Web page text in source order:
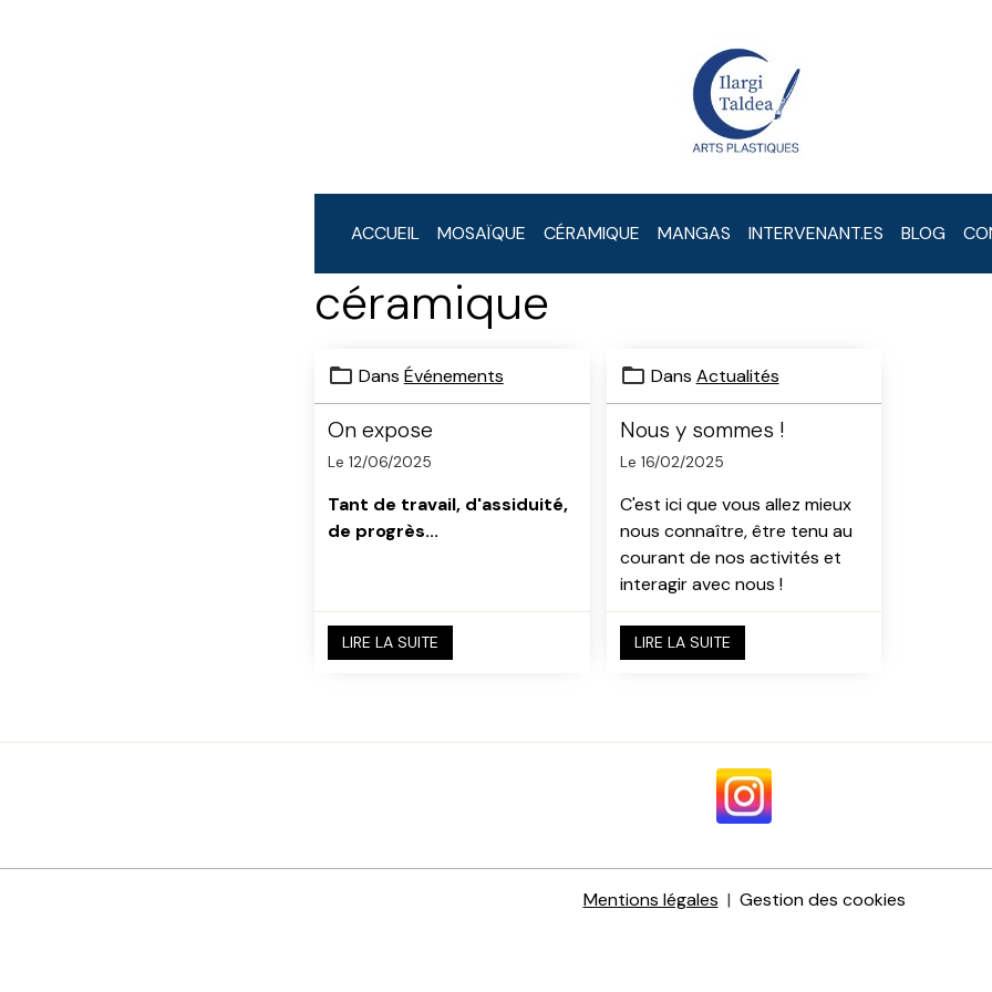
ACCUEIL MOSAÏQUE CÉRAMIQUE MANGAS INTERVENANT.ES BLOG
céramique
Dans Événements
On expose
Le 12/06/2025
Tant de travail, d'assiduité,
de progrès...
LIRE LA SUITE
Dans Actualités
Nous y sommes !
Le 16/02/2025
C'est ici que vous allez mieux
nous connaître, être tenu au
courant de nos activités et
interagir avec nous !
LIRE LA SUITE
Mentions légales Gestion des cookies